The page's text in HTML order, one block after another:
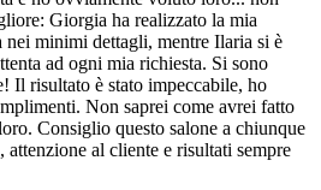
Giorgia ha realizzato la mia
nei minimi dettagli, mentre Ilaria si è
ad ogni mia richiesta. Si sono
Il risultato è stato impeccabile, ho
Non saprei come avrei fatto
Consiglio questo salone a chiunque
attenzione al cliente e risultati sempre